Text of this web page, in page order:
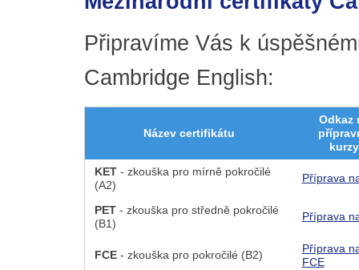
Připravíme Vás k
Cambridge English:
Název certifikátu
Odkaz
kurzy
KET- zkouška pro mírně pokročilé
(A2)
Příprava
PET- zkouška pro středně pokročilé
(B1)
Příprava
FCE- zkouška pro pokročilé (B2)
Příprava
FCE